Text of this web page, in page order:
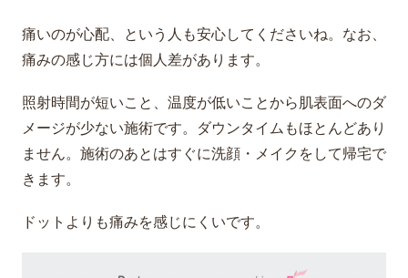
痛いのが心配、という人も安心してくださいね。なお、
痛みの感じ方には個人差があります。
照射時間が短いこと、温度が低いことから肌表面へのダ
メージが少ない施術です。ダウンタイムもほとんどあり
ません。施術のあとはすぐに洗顔・メイクをして帰宅で
きます。
ドットよりも痛みを感じにくいです。